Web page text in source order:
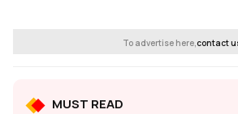
To advertise here,contact
MUST READ